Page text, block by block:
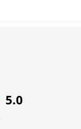
5.0